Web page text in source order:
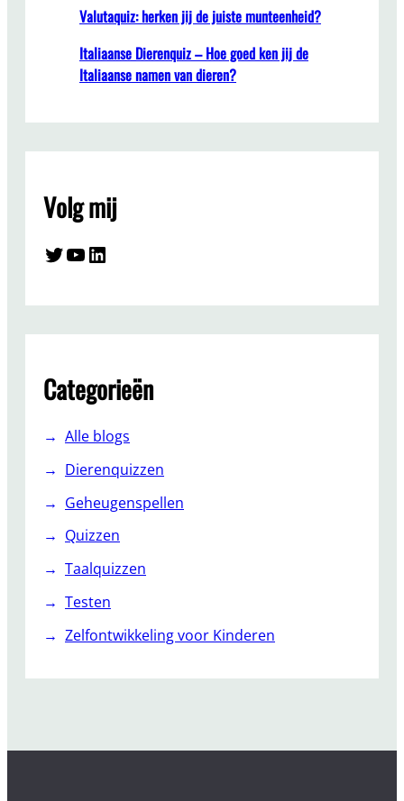
Valutaquiz: herken jij de juiste munteenheid?
Italiaanse Dierenquiz – Hoe goed ken jij de
Italiaanse namen van dieren?
Volg mij
Twitter YouTube LinkedIn
Categorieën
Alle blogs
Dierenquizzen
Geheugenspellen
Quizzen
Taalquizzen
Testen
Zelfontwikkeling voor Kinderen